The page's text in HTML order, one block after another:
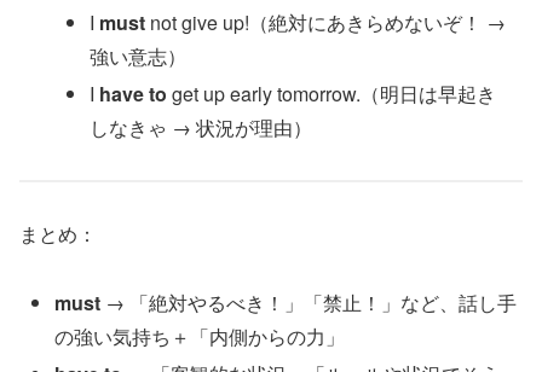
I must not give up!（絶対にあきらめないぞ！ →
強い意志）
I have to get up early tomorrow.（明日は早起き
しなきゃ → 状況が理由）
まとめ：
must → 「絶対やるべき！」「禁止！」など、話し手
の強い気持ち＋「内側からの力」